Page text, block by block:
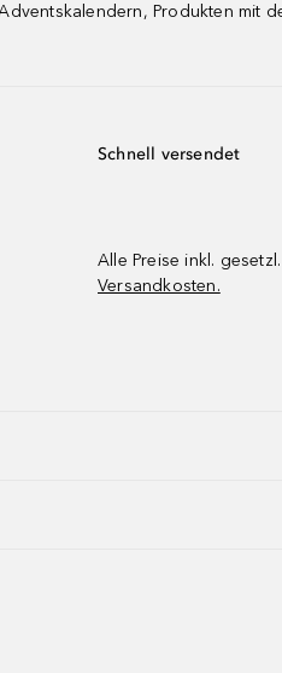
Produkten mit
Schnell versendet
Alle Preise inkl.
Versandkosten.